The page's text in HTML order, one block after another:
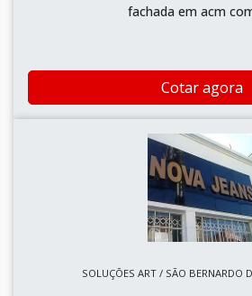
fachada em acm
Cotar agora
SOLUÇÕES ART / SÃO BERNARDO